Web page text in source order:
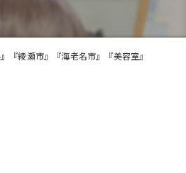
『綾瀬市』『海老名市』『美容室』